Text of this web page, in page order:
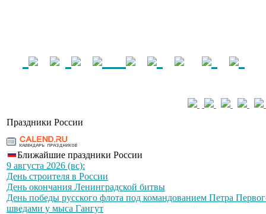
Праздники России
Ближайшие праздники России
9 августа 2026 (вс):
День строителя в России
День окончания Ленинградской битвы
День победы русского флота под командованием Петра
шведами у мыса Гангут